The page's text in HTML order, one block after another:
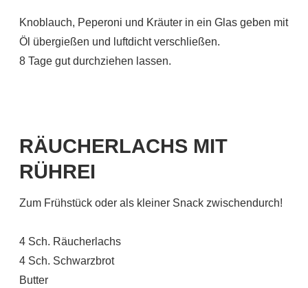
Knoblauch, Peperoni und Kräuter in ein Glas geben mit
Öl übergießen und luftdicht verschließen.
8 Tage gut durchziehen lassen.
RÄUCHERLACHS MIT
RÜHREI
Zum Frühstück oder als kleiner Snack zwischendurch!
4 Sch. Räucherlachs
4 Sch. Schwarzbrot
Butter